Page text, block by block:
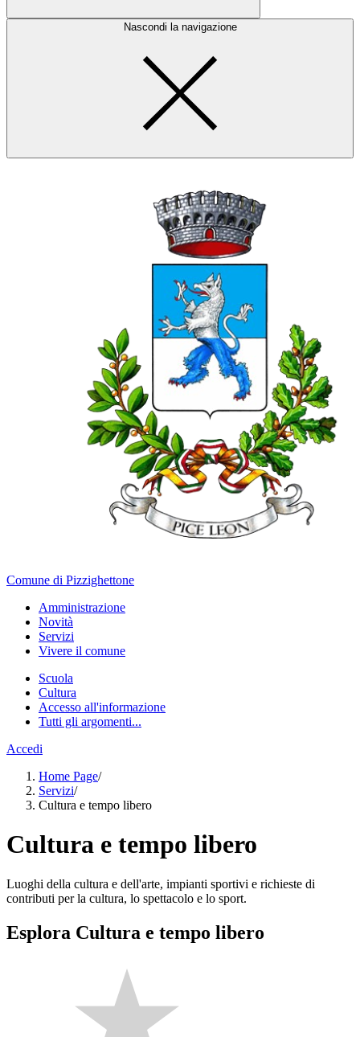
Nascondi la navigazione
Comune di Pizzighettone
Amministrazione
Novità
Servizi
Vivere il comune
Scuola
Cultura
Accesso all'informazione
Tutti gli argomenti...
Accedi
Home Page/
Servizi/
Cultura e tempo libero
Cultura e tempo libero
Luoghi della cultura e dell'arte, impianti sportivi e richieste di
contributi per la cultura, lo spettacolo e lo sport.
Esplora Cultura e tempo libero